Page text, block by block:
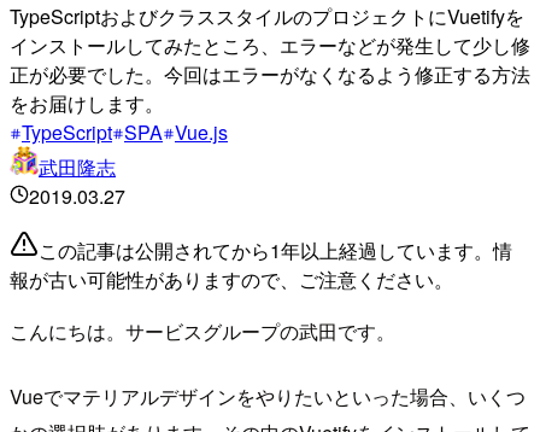
TypeScriptおよびクラススタイルのプロジェクトにVuetifyを
インストールしてみたところ、エラーなどが発生して少し修
正が必要でした。今回はエラーがなくなるよう修正する方法
をお届けします。
TypeScript SPA Vue.js
武田隆志
2019.03.27
この記事は公開されてから1年以上経過しています。情
報が古い可能性がありますので、ご注意ください。
こんにちは。サービスグループの武田です。
Vueでマテリアルデザインをやりたいといった場合、いくつ